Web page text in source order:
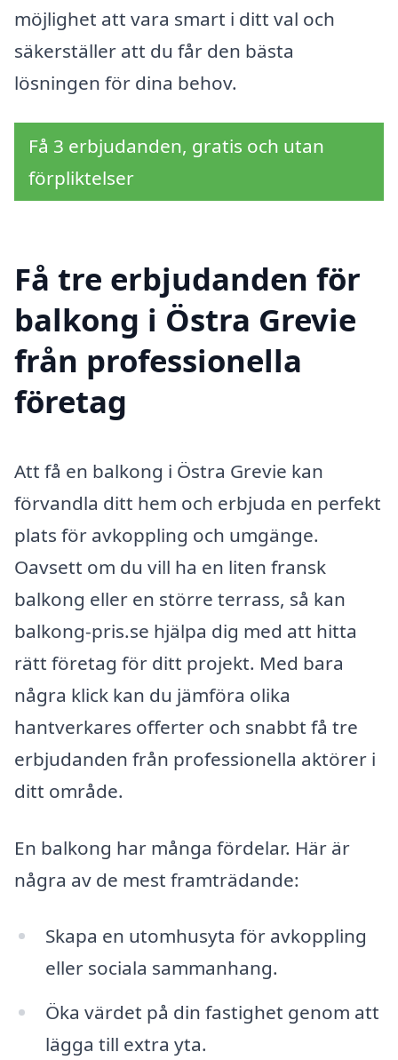
möjlighet att vara smart i ditt val och
säkerställer att du får den bästa
lösningen för dina behov.
Få 3 erbjudanden, gratis och utan
förpliktelser
Få tre erbjudanden för
balkong i Östra Grevie
från professionella
företag
Att få en balkong i Östra Grevie kan
förvandla ditt hem och erbjuda en perfekt
plats för avkoppling och umgänge.
Oavsett om du vill ha en liten fransk
balkong eller en större terrass, så kan
balkong-pris.se hjälpa dig med att hitta
rätt företag för ditt projekt. Med bara
några klick kan du jämföra olika
hantverkares offerter och snabbt få tre
erbjudanden från professionella aktörer i
ditt område.
En balkong har många fördelar. Här är
några av de mest framträdande:
Skapa en utomhusyta för avkoppling
eller sociala sammanhang.
Öka värdet på din fastighet genom att
lägga till extra yta.